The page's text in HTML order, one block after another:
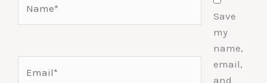
Save
my
name,
email,
and